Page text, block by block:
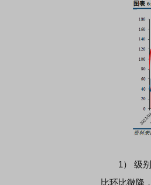
1） 级别
比环比微降